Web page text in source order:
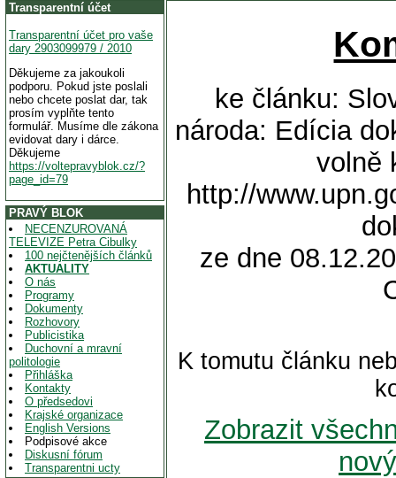
Transparentní účet
Transparentní účet pro vaše
dary 2903099979 / 2010
Děkujeme za jakoukoli
podporu. Pokud jste poslali
nebo chcete poslat dar, tak
prosím vyplňte tento
formulář. Musíme dle zákona
evidovat dary i dárce.
Děkujeme
https://voltepravyblok.cz/?
page_id=79
PRAVÝ BLOK
NECENZUROVANÁ
TELEVIZE Petra Cibulky
100 nejčtenějších článků
AKTUALITY
O nás
Programy
Dokumenty
Rozhovory
Publicistika
Duchovní a mravní
politologie
Přihláška
Kontakty
O předsedovi
Krajské organizace
English Versions
Podpisové akce
Diskusní fórum
Transparentni ucty
ke článku:
národa: Edícia
volně
http://
ze dne
K tomutu článku
Zobrazit